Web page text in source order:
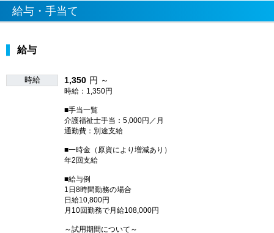
給与・手当て
給与
時給 1,350 円 ～
時給：1,350円
■手当一覧
介護福祉士手当：5,000円／月
通勤費：別途支給
■一時金（原資により増減あり）
年2回支給
■給与例
1日8時間勤務の場合
日給10,800円
月10回勤務で月給108,000円
～試用期間について～